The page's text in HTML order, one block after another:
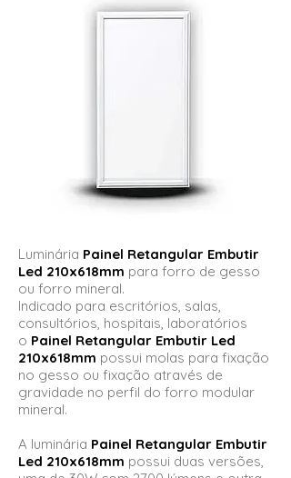
Luminária Painel Retangular Embutir
Led 210x618mm para forro de gesso
ou forro mineral.
Indicado para escritórios, salas,
consultórios, hospitais, laboratórios
o Painel Retangular Embutir Led
210x618mm possui molas para fixação
no gesso ou fixação através de
gravidade no perfil do forro modular
mineral.
A luminária Painel Retangular Embutir
Led 210x618mm possui duas versões,